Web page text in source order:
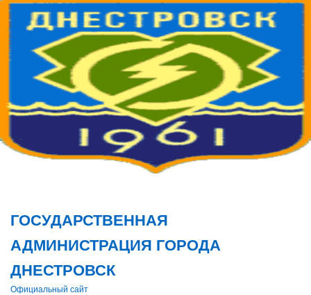
ГОСУДАРСТВЕННАЯ
АДМИНИСТРАЦИЯ ГОРОДА
ДНЕСТРОВСК
Официальный сайт